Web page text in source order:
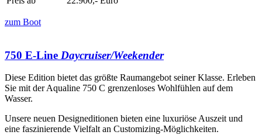
zum Boot
750 E-Line Daycruiser/Weekender
Diese Edition bietet das größte Raumangebot seiner Klasse. Erleben
Sie mit der Aqualine 750 C grenzenloses Wohlfühlen auf dem
Wasser.
Unsere neuen Designeditionen bieten eine luxuriöse Auszeit und
eine faszinierende Vielfalt an Customizing-Möglichkeiten.